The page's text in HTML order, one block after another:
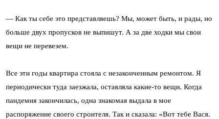
— Как ты себе это представляешь? Мы, может быть, и рады, но
больше двух пропусков не выпишут. А за две ходки мы свои
вещи не перевезем.
Все эти годы квартира стояла с незаконченным ремонтом. Я
периодически туда заезжала, оставляла какие-то вещи. Когда
пандемия закончилась, одна знакомая выдала в мое
распоряжение своего строителя. Так и сказала: «Вот тебе Вася.